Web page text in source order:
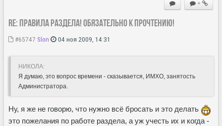
+
Re: Правила раздела! Обязательно к прочтению!
#65747 Slon 04 ноя 2009, 14:31
НИКОЛА:
Я думаю, это вопрос времени - сказывается, ИМХО, занятость
Администратора.
Ну, я же не говорю, что нужно всё бросать и это делать
это пожелания по работе раздела, а уж учесть их и когда -